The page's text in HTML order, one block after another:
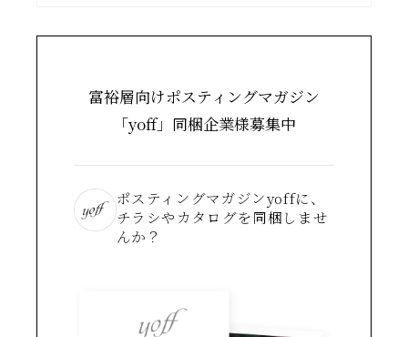
富裕層向けポスティングマガジン
「yoff」同梱企業様募集中
ポスティングマガジンyoffに、
チラシやカタログを同梱しませ
んか？